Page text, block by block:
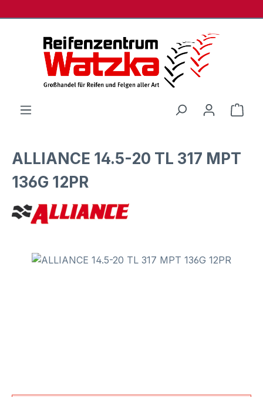
ALLIANCE 14.5-20 TL 317 MPT
136G 12PR
Bildergalerie überspringen